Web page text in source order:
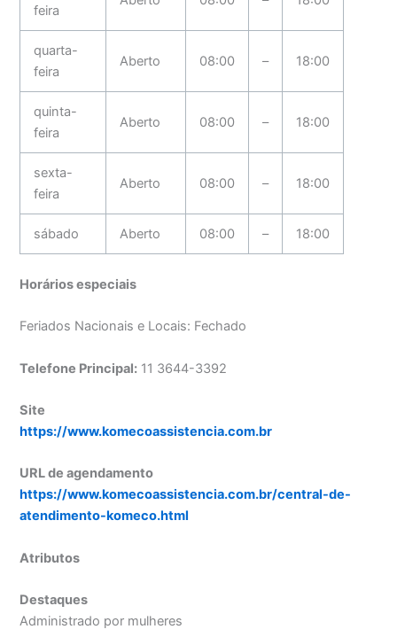
feira
quarta-
feira
Aberto 08:00 – 18:00
quinta-
feira
Aberto 08:00 – 18:00
sexta-
feira
Aberto 08:00 – 18:00
sábado Aberto 08:00 – 18:00
Horários especiais
Feriados Nacionais e Locais: Fechado
Telefone Principal: 11 3644-3392
Site
https://www.komecoassistencia.com.br
URL de agendamento
https://www.komecoassistencia.com.br/central-de-
atendimento-komeco.html
Atributos
Destaques
Administrado por mulheres